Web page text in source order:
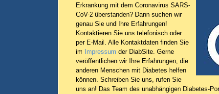
Erkrankung mit dem Coronavirus SARS-
CoV-2 überstanden? Dann suchen wir
genau Sie und Ihre Erfahrungen!
Kontaktieren Sie uns telefonisch oder
per E-Mail. Alle Kontaktdaten finden Sie
im
Impressum der DiabSite. Gerne
veröffentlichen wir Ihre Erfahrungen, die
anderen Menschen mit Diabetes helfen
können. Schreiben Sie uns, rufen Sie
uns an! Das Team des unabhängigen Diabetes-